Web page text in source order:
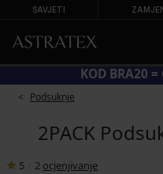
SAVJETI
KOD BRA20
Podsuknje
2PACK
5 2 ocjenjivanje